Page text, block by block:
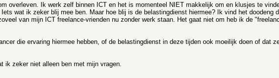
overleven. Ik werk zelf binnen ICT en het is momenteel NIET makkelijk om en klusjes te
wat ik zeker blij mee ben. Maar hoe blij is de belastingdienst hiermee? Ik vind het doodeng
van mijn ICT freelance-vrienden nu zonder werk staan. Het gaat niet om heb ik de
die ervaring hiermee hebben, of de belastingdienst in deze tijden ook moeilijk doen of dat
ik zeker niet alleen ben met mijn vragen.